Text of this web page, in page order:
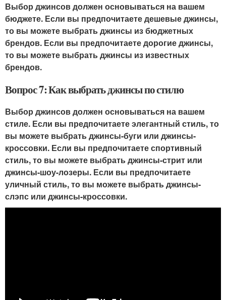
Выбор джинсов должен основываться на вашем
бюджете. Если вы предпочитаете дешевые джинсы,
то вы можете выбрать джинсы из бюджетных
брендов. Если вы предпочитаете дорогие джинсы,
то вы можете выбрать джинсы из известных
брендов.
Вопрос 7: Как выбрать джинсы по стилю
Выбор джинсов должен основываться на вашем
стиле. Если вы предпочитаете элегантный стиль, то
вы можете выбрать джинсы-буги или джинсы-
кроссовки. Если вы предпочитаете спортивный
стиль, то вы можете выбрать джинсы-стрит или
джинсы-шоу-лозеры. Если вы предпочитаете
уличный стиль, то вы можете выбрать джинсы-
слэпс или джинсы-кроссовки.